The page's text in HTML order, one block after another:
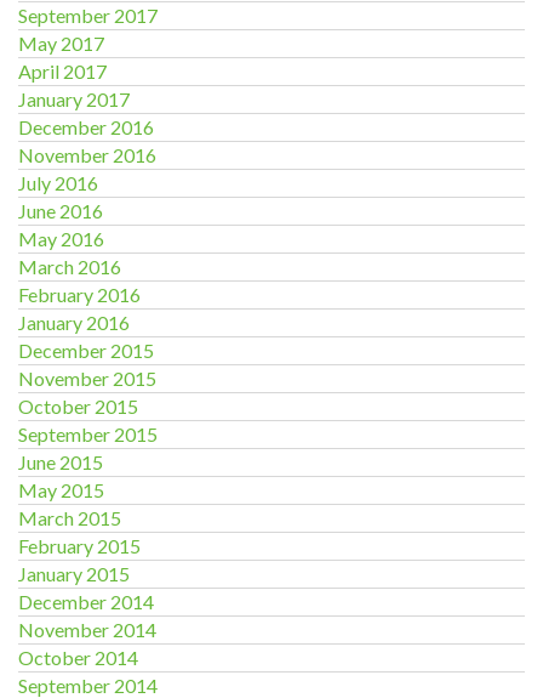
September 2017
May 2017
April 2017
January 2017
December 2016
November 2016
July 2016
June 2016
May 2016
March 2016
February 2016
January 2016
December 2015
November 2015
October 2015
September 2015
June 2015
May 2015
March 2015
February 2015
January 2015
December 2014
November 2014
October 2014
September 2014